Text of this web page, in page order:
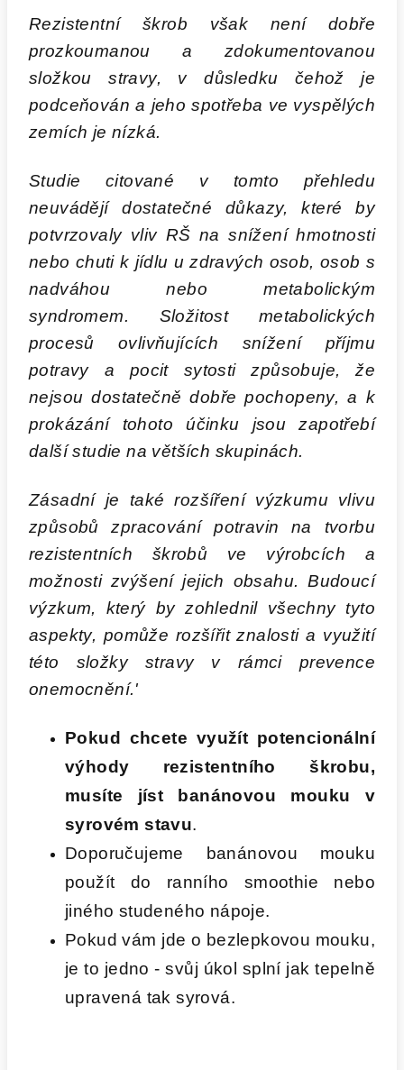
Rezistentní škrob však není dobře
prozkoumanou a zdokumentovanou
složkou stravy, v důsledku čehož je
podceňován a jeho spotřeba ve vyspělých
zemích je nízká.
Studie citované v tomto přehledu
neuvádějí dostatečné důkazy, které by
potvrzovaly vliv RŠ na snížení hmotnosti
nebo chuti k jídlu u zdravých osob, osob s
nadváhou nebo metabolickým
syndromem. Složitost metabolických
procesů ovlivňujících snížení příjmu
potravy a pocit sytosti způsobuje, že
nejsou dostatečně dobře pochopeny, a k
prokázání tohoto účinku jsou zapotřebí
další studie na větších skupinách.
Zásadní je také rozšíření výzkumu vlivu
způsobů zpracování potravin na tvorbu
rezistentních škrobů ve výrobcích a
možnosti zvýšení jejich obsahu. Budoucí
výzkum, který by zohlednil všechny tyto
aspekty, pomůže rozšířit znalosti a využití
této složky stravy v rámci prevence
onemocnění.'
Pokud chcete využít potencionální
výhody rezistentního škrobu,
musíte jíst banánovou mouku v
syrovém stavu.
Doporučujeme banánovou mouku
použít do ranního smoothie nebo
jiného studeného nápoje.
Pokud vám jde o bezlepkovou mouku,
je to jedno - svůj úkol splní jak tepelně
upravená tak syrová.